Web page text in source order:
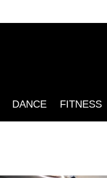
DANCE FITNESS